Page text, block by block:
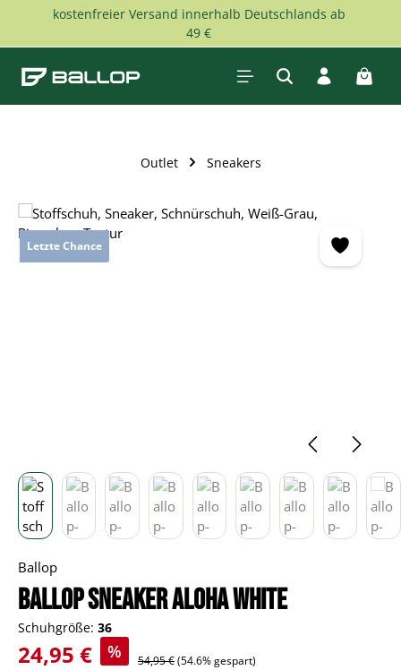
Zum Hauptinhalt springen
kostenfreier Versand innerhalb Deutschlands ab
49 €
Outlet Sneakers
Bildergalerie überspringen
Letzte Chance
Ballop
BALLOP Sneaker Aloha white
Schuhgröße: 36
Verkaufspreis:
24,95 € % Regulärer Preis:
54,95 €(54.6% gespart)